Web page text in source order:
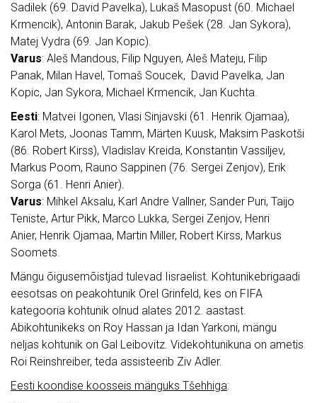
Sadilek (69. David Pavelka), Lukaš Masopust (60. Michael
Krmencik), Antonin Barak, Jakub Pešek (28. Jan Sykora),
Matej Vydra (69. Jan Kopic).
Varus: Aleš Mandous, Filip Nguyen, Aleš Mateju, Filip
Panak, Milan Havel, Tomaš Soucek, David Pavelka, Jan
Kopic, Jan Sykora, Michael Krmencik, Jan Kuchta.
Eesti: Matvei Igonen, Vlasi Sinjavski (61. Henrik Ojamaa),
Karol Mets, Joonas Tamm, Märten Kuusk, Maksim Paskotši
(86. Robert Kirss), Vladislav Kreida, Konstantin Vassiljev,
Markus Poom, Rauno Sappinen (76. Sergei Zenjov), Erik
Sorga (61. Henri Anier).
Varus: Mihkel Aksalu, Karl Andre Vallner, Sander Puri, Taijo
Teniste, Artur Pikk, Marco Lukka, Sergei Zenjov, Henri
Anier, Henrik Ojamaa, Martin Miller, Robert Kirss, Markus
Soomets.
Mängu õigusemõistjad tulevad Iisraelist. Kohtunikebrigaadi
eesotsas on peakohtunik Orel Grinfeld, kes on FIFA
kategooria kohtunik olnud alates 2012. aastast.
Abikohtunikeks on Roy Hassan ja Idan Yarkoni, mängu
neljas kohtunik on Gal Leibovitz. Videkohtunikuna on ametis
Roi Reinshreiber, teda assisteerib Ziv Adler.
Eesti koondise koosseis mänguks Tšehhiga: